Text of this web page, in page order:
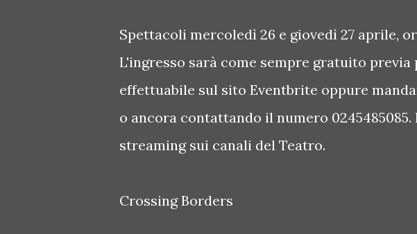
Spettacoli mercoledì 26 e giovedì 27 aprile,
L'ingresso sarà come sempre gratuito
effettuabile sul sito Eventbrite oppure
o ancora contattando il numero
streaming sui canali del Teatro.
Crossing Borders